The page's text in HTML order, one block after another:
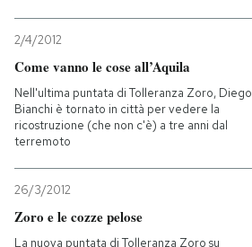
2/4/2012
Come vanno le cose all’Aquila
Nell'ultima puntata di Tolleranza Zoro, Diego
Bianchi è tornato in città per vedere la
ricostruzione (che non c'è) a tre anni dal
terremoto
26/3/2012
Zoro e le cozze pelose
La nuova puntata di Tolleranza Zoro su